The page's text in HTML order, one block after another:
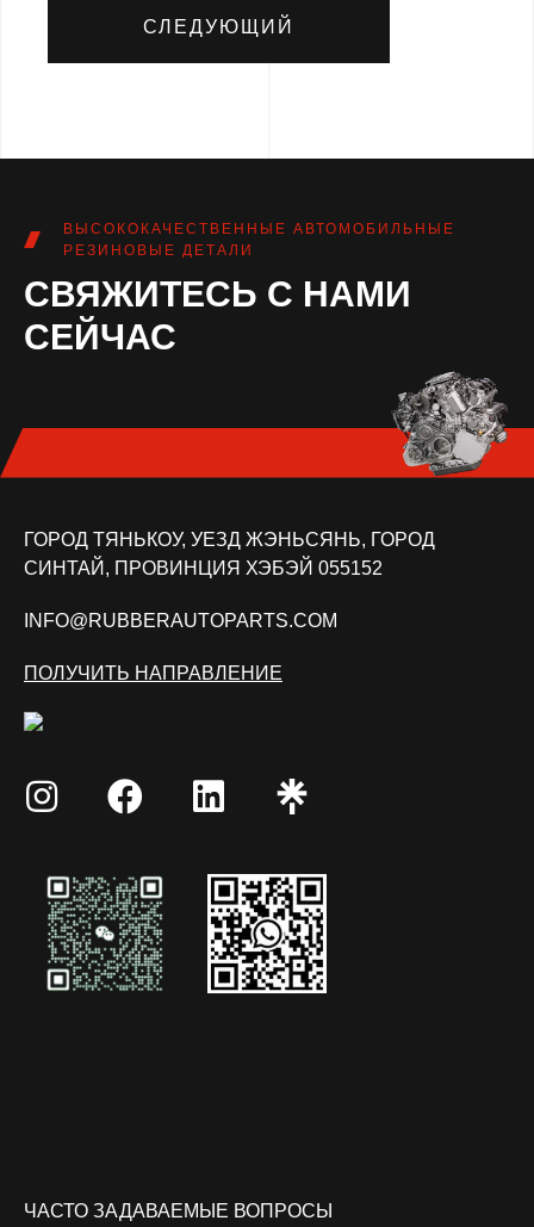
СЛЕДУЮЩИЙ
ВЫСОКОКАЧЕСТВЕННЫЕ АВТОМОБИЛЬНЫЕ
РЕЗИНОВЫЕ ДЕТАЛИ
СВЯЖИТЕСЬ С НАМИ
СЕЙЧАС
ГОРОД ТЯНЬКОУ, УЕЗД ЖЭНЬСЯНЬ, ГОРОД
СИНТАЙ, ПРОВИНЦИЯ ХЭБЭЙ 055152
INFO@RUBBERAUTOPARTS.COM
ПОЛУЧИТЬ НАПРАВЛЕНИЕ
ЧАСТО ЗАДАВАЕМЫЕ ВОПРОСЫ